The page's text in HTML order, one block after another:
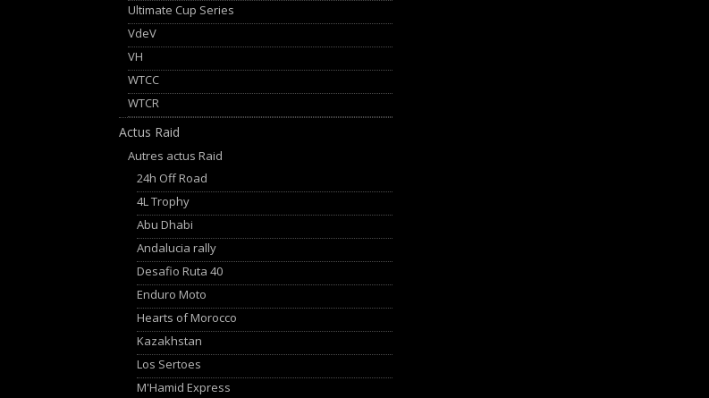
Ultimate Cup Series
VdeV
VH
WTCC
WTCR
Actus Raid
Autres actus Raid
24h Off Road
4L Trophy
Abu Dhabi
Andalucia rally
Desafio Ruta 40
Enduro Moto
Hearts of Morocco
Kazakhstan
Los Sertoes
M'Hamid Express